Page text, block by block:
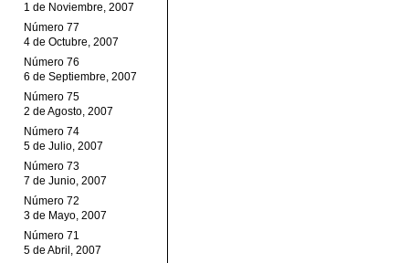
1 de Noviembre, 2007
Número 77
4 de Octubre, 2007
Número 76
6 de Septiembre, 2007
Número 75
2 de Agosto, 2007
Número 74
5 de Julio, 2007
Número 73
7 de Junio, 2007
Número 72
3 de Mayo, 2007
Número 71
5 de Abril, 2007